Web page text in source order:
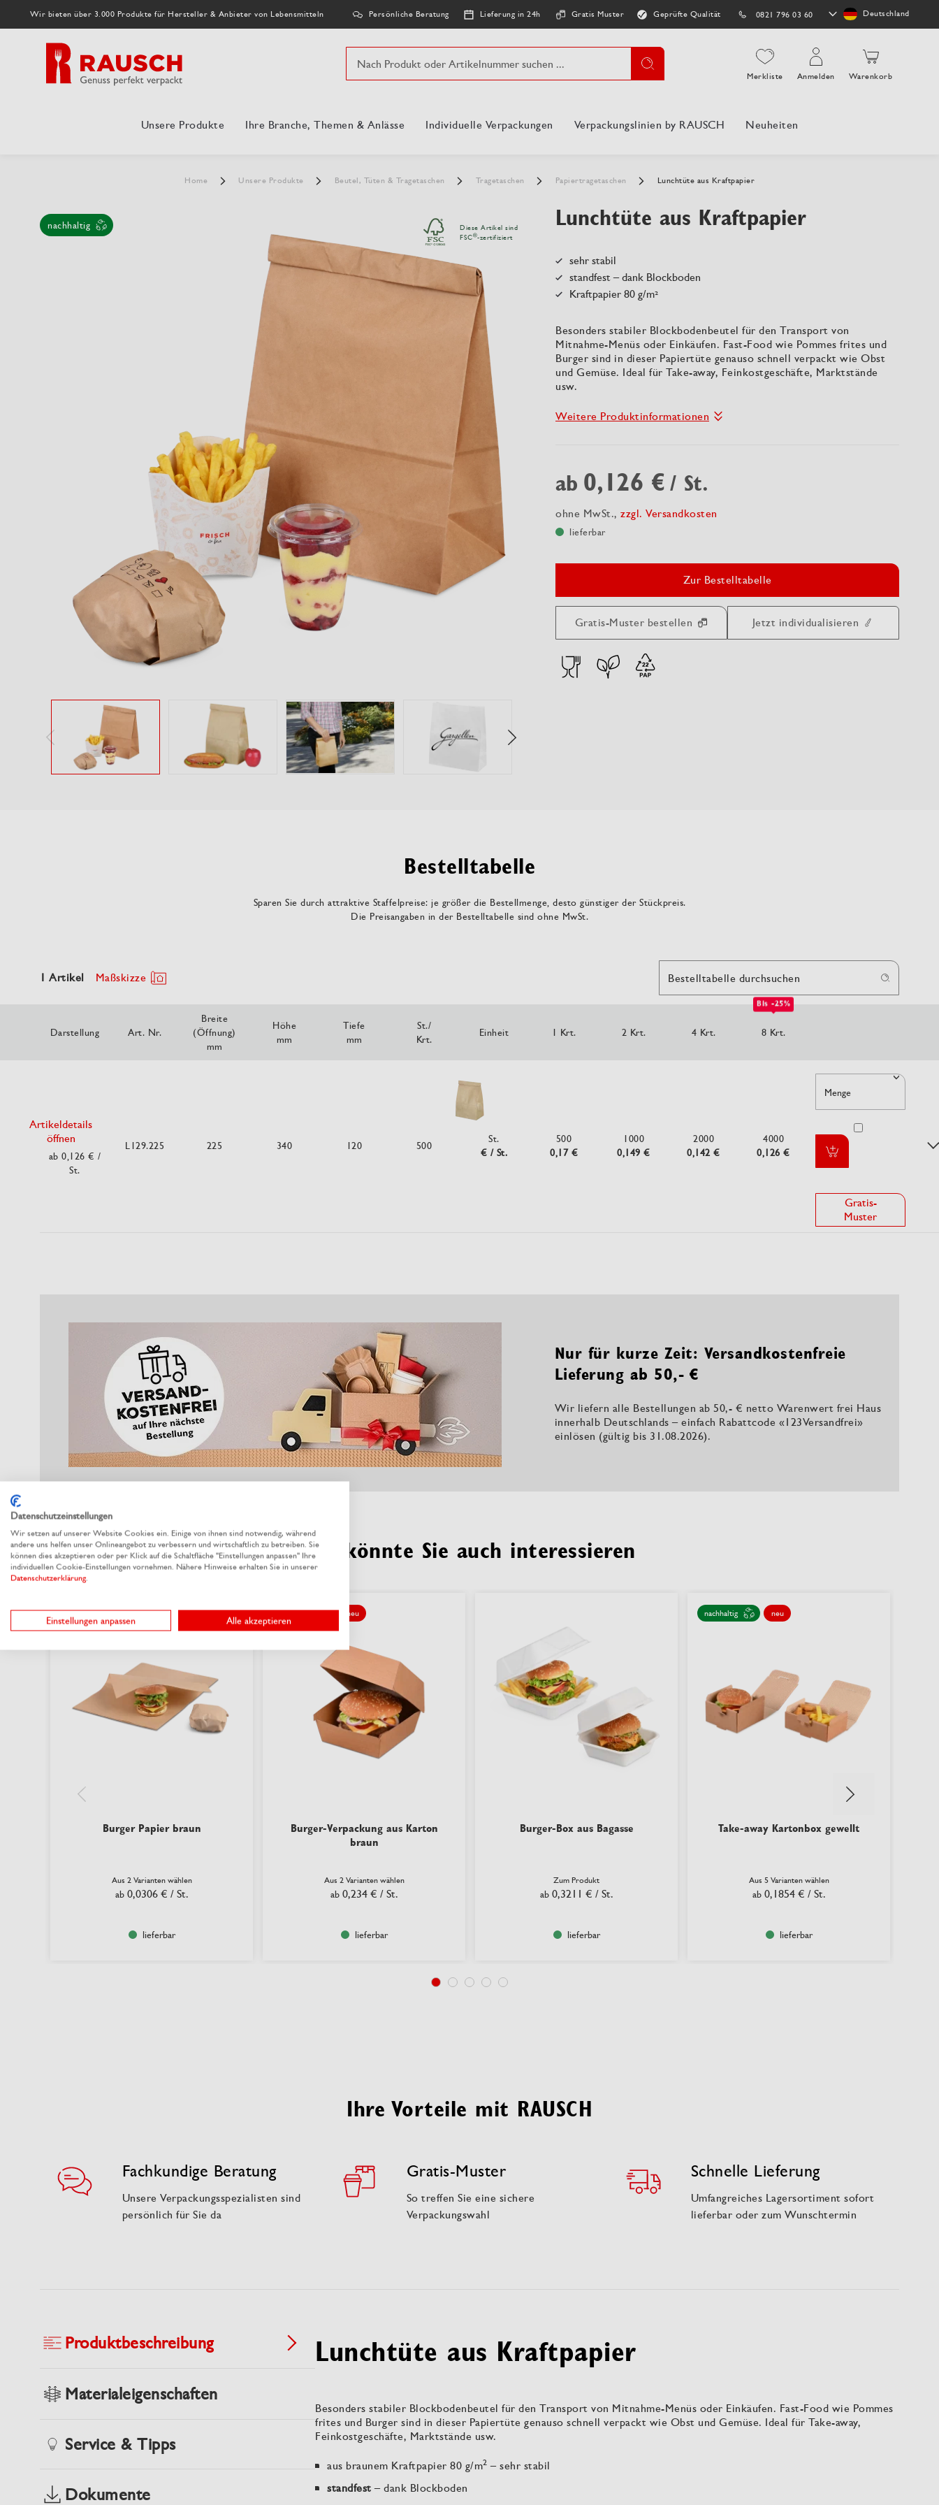
Wir bieten über 3.000 Produkte für Hersteller & Anbieter von Lebensmitteln Persönliche Beratung Lieferung in 24h Gratis Muster Geprüfte Qualität 0821 796 03 60
Store
auswählen
Deutschland
Suche
Merkliste Anmelden Warenkorb
Unsere Produkte Ihre Branche, Themen & Anlässe Individuelle Verpackungen Verpackungslinien by RAUSCH Neuheiten
Home Unsere Produkte Beutel, Tüten & Tragetaschen Tragetaschen Papiertragetaschen Lunchtüte aus Kraftpapier
nachhaltig
Diese Artikel sind
FSC®-zertifiziert
Lunchtüte aus Kraftpapier
sehr stabil
standfest – dank Blockboden
Kraftpapier 80 g/m²
Besonders stabiler Blockbodenbeutel für den Transport von
Mitnahme-Menüs oder Einkäufen. Fast-Food wie Pommes frites und
Burger sind in dieser Papiertüte genauso schnell verpackt wie Obst
und Gemüse. Ideal für Take-away, Feinkostgeschäfte, Marktstände
usw.
Weitere Produktinformationen
ab 0,126 € / St.
ohne MwSt., zzgl. Versandkosten
lieferbar
Zur Bestelltabelle
Gratis-Muster bestellen Jetzt individualisieren
Bestelltabelle
Sparen Sie durch attraktive Staffelpreise: je größer die Bestellmenge, desto günstiger der Stückpreis.
Die Preisangaben in der Bestelltabelle sind ohne MwSt.
1 Artikel Maßskizze Bestelltabelle durchsuchen
Darstellung Art. Nr.
Breite
(Öffnung)
mm
Höhe
mm
Tiefe
mm
St./
Krt.
Einheit 1 Krt. 2 Krt. 4 Krt.
Bis -25%
8 Krt.
Artikeldetails
öffnen
ab 0,126 € /
St.
L129.225 225 340 120 500
St.
€ / St.
500
0,17 €
1000
0,149 €
2000
0,142 €
4000
0,126 €
Menge
Gratis-
Muster
Nur für kurze Zeit: Versandkostenfreie
Lieferung ab 50,- €
Wir liefern alle Bestellungen ab 50,- € netto Warenwert frei Haus
innerhalb Deutschlands – einfach Rabattcode «123Versandfrei»
einlösen (gültig bis 31.08.2026).
Das könnte Sie auch interessieren
nachhaltig
Burger Papier braun
Aus 2 Varianten wählen
ab 0,0306 € / St.
lieferbar
nachhaltig neu
Burger-Verpackung aus Karton
braun
Aus 2 Varianten wählen
ab 0,234 € / St.
lieferbar
Burger-Box aus Bagasse
Zum Produkt
ab 0,3211 € / St.
lieferbar
nachhaltig neu
Take-away Kartonbox gewellt
Aus 5 Varianten wählen
ab 0,1854 € / St.
lieferbar
Ihre Vorteile mit RAUSCH
Fachkundige Beratung
Unsere Verpackungsspezialisten sind
persönlich für Sie da
Gratis-Muster
So treffen Sie eine sichere
Verpackungswahl
Schnelle Lieferung
Umfangreiches Lagersortiment sofort
lieferbar oder zum Wunschtermin
Produktbeschreibung
Materialeigenschaften
Service & Tipps
Dokumente
Lunchtüte aus Kraftpapier
Besonders stabiler Blockbodenbeutel für den Transport von Mitnahme-Menüs oder Einkäufen. Fast-Food wie Pommes
frites und Burger sind in dieser Papiertüte genauso schnell verpackt wie Obst und Gemüse. Ideal für Take-away,
Feinkostgeschäfte, Marktstände usw.
aus braunem Kraftpapier 80 g/m2 – sehr stabil
standfest– dank Blockboden
Datenschutzeinstellungen
Wir setzen auf unserer Website Cookies ein. Einige von ihnen sind notwendig, während
andere uns helfen unser Onlineangebot zu verbessern und wirtschaftlich zu betreiben. Sie
können dies akzeptieren oder per Klick auf die Schaltfläche "Einstellungen anpassen" Ihre
individuellen Cookie-Einstellungen vornehmen. Nähere Hinweise erhalten Sie in unserer
Datenschutzerklärung.
Einstellungen anpassen Alle akzeptieren